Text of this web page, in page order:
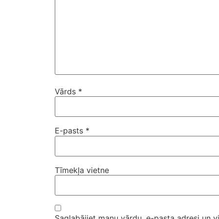
Vārds *
E-pasts *
Tīmekļa vietne